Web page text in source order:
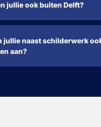
jullie ook buiten Delft?
jullie naast schilderwerk
aan?